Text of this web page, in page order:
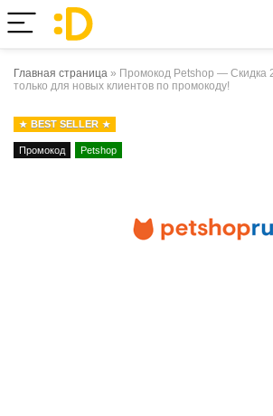
Главная страница » Промокод Petshop — Скидка
только для новых клиентов по промокоду!
BEST SELLER
Промокод Petshop